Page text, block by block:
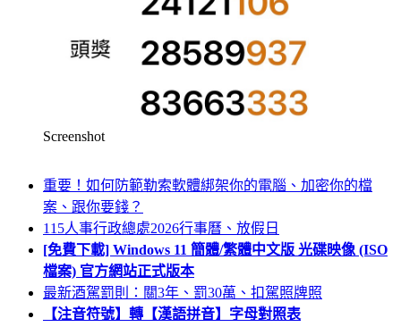
Screenshot
重要！如何防範勒索軟體綁架你的電腦、加密你的檔
案、跟你要錢？
115人事行政總處2026行事曆、放假日
[免費下載] Windows 11 簡體/繁體中文版 光碟映像 (ISO
檔案) 官方網站正式版本
最新酒駕罰則：關3年、罰30萬、扣駕照牌照
【注音符號】轉【漢語拼音】字母對照表